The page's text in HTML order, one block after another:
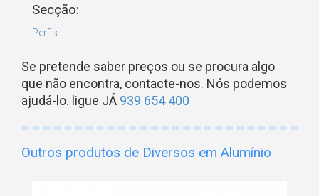
Secção:
Perfis
Se pretende saber preços ou se procura algo
que não encontra, contacte-nos. Nós podemos
ajudá-lo. ligue JÁ 939 654 400
Outros produtos de Diversos em Alumínio